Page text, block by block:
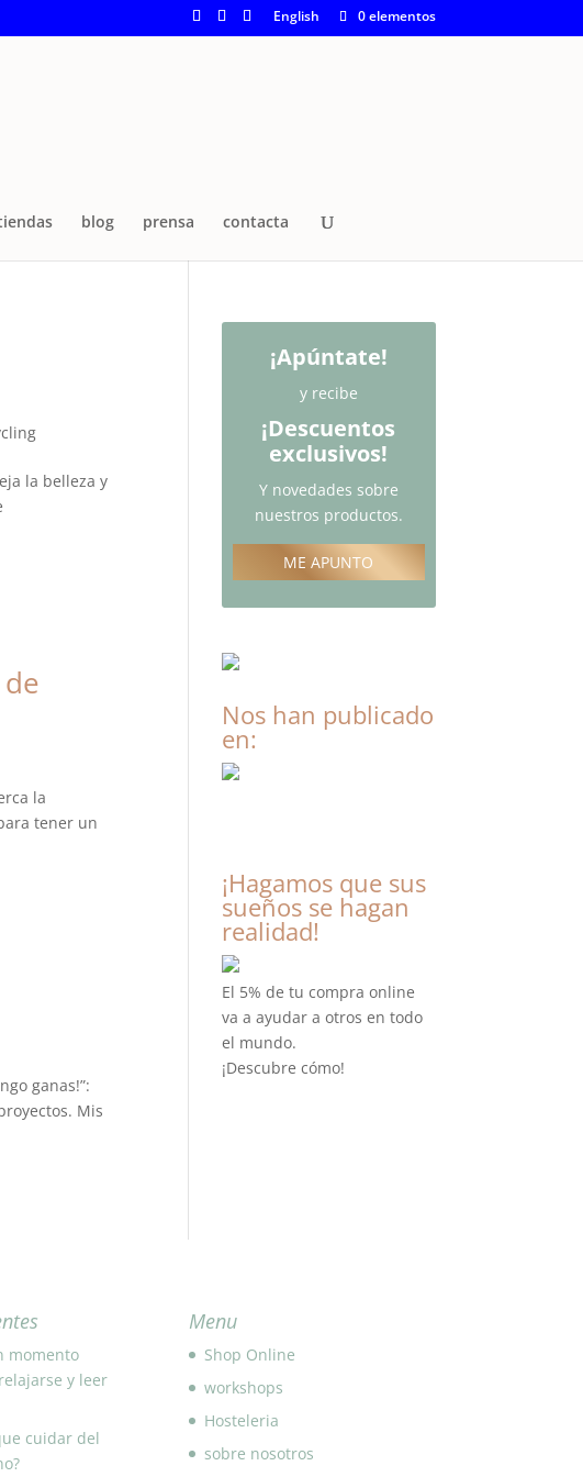
English 0 elementos
blog prensa contacta
la belleza y
la
tener un
ganas!”:
Mis
¡Apúntate!
y recibe
¡Descuentos
exclusivos!
Y novedades sobre
nuestros productos.
ME APUNTO
Nos han publicado
en:
¡Hagamos que sus
sueños se hagan
realidad!
El 5% de tu compra online
va a ayudar a otros en todo
el mundo.
¡Descubre cómo!
momento
y leer
cuidar del
Menu
Shop Online
workshops
Hosteleria
sobre nosotros